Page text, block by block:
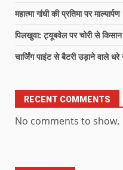
महात्मा गांधी की प्रतिमा पर माल्यार्पण
पिलखुवा: ट्यूबवेल पर चोरी से
चार्जिंग पाइंट से बैटरी उड़ाने वाले धरे
RECENT COMMENTS
No comments to show.